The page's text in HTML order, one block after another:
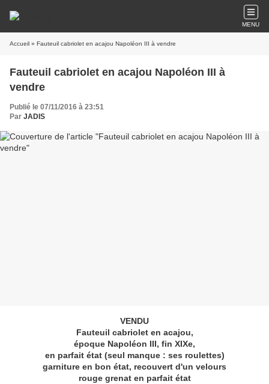
MENU
Accueil » Fauteuil cabriolet en acajou Napoléon III à vendre
Fauteuil cabriolet en acajou Napoléon III à
vendre
Publié le 07/11/2016 à 23:51
Par JADIS
VENDU
Fauteuil cabriolet en acajou,
époque Napoléon III, fin XIXe,
en parfait état (seul manque : ses roulettes)
garniture en bon état, recouvert d'un velours
rouge grenat en parfait état